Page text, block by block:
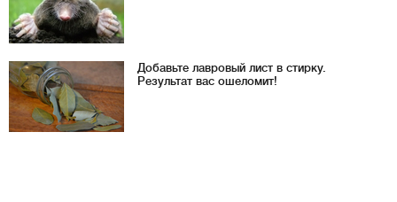
Добавьте лавровый лист в стирку.
Результат вас ошеломит!